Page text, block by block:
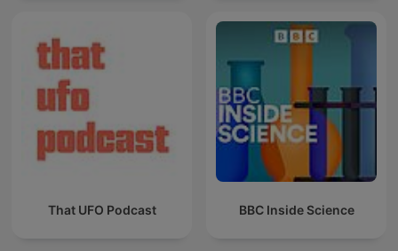
That UFO Podcast BBC Inside Science